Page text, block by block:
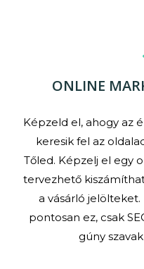
ONLINE
Képzeld el, ahogy az
keresik fel az
Tőled. Képzelj el egy
tervezhető
a vásárló
pontosan ez, csak
gúny